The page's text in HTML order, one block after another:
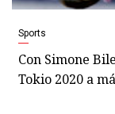
Sports
Con Simone
Tokio 2020 a